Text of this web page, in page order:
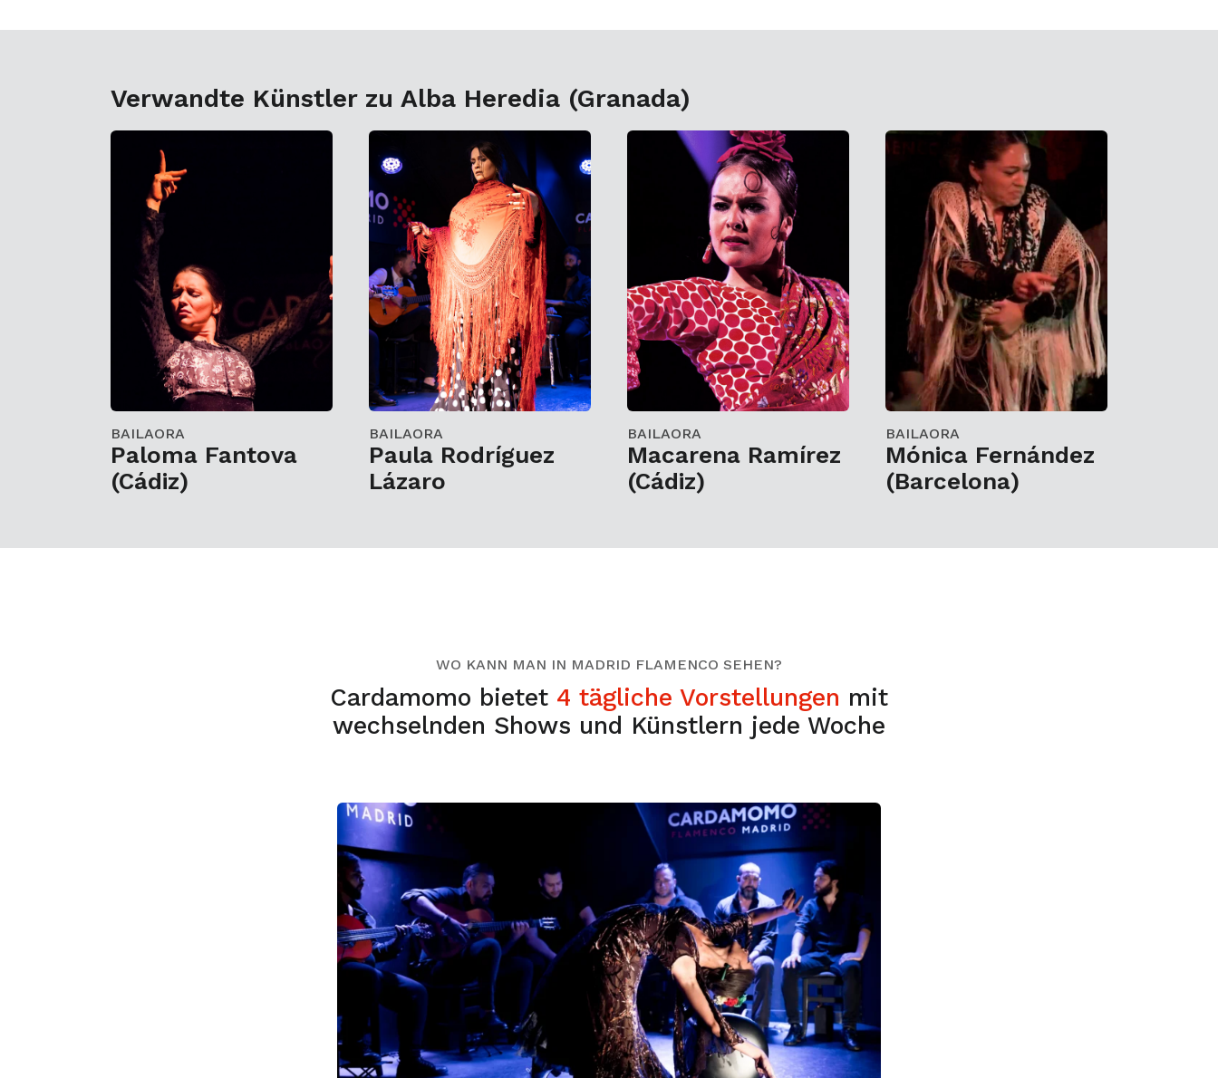
Verwandte Künstler zu Alba Heredia (Granada)
BAILAORA
Paloma Fantova
(Cádiz)
BAILAORA
Paula Rodríguez
Lázaro
BAILAORA
Macarena Ramírez
(Cádiz)
BAILAORA
Mónica Fernández
(Barcelona)
WO KANN MAN IN MADRID FLAMENCO SEHEN?
Cardamomo bietet 4 tägliche Vorstellungen mit
wechselnden Shows und Künstlern jede Woche